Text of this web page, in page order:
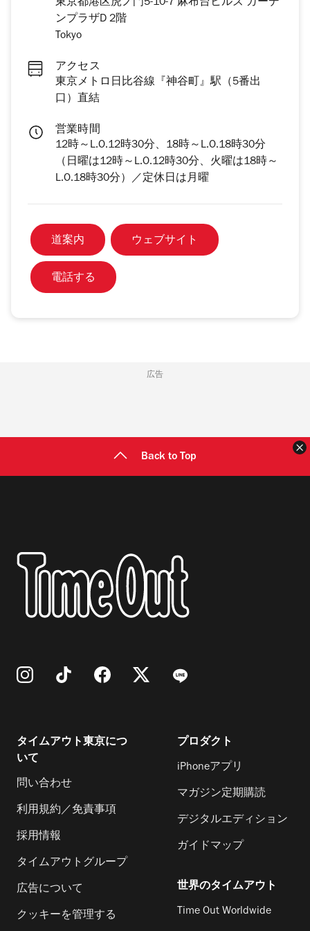
東京都港区虎ノ門5-10-7 麻布台ヒルズ ガーデ
ンプラザD 2階
Tokyo
アクセス
東京メトロ日比谷線『神谷町』駅（5番出
口）直結
営業時間
12時～L.O.12時30分、18時～L.O.18時30分
（日曜は12時～L.O.12時30分、火曜は18時～
L.O.18時30分）／定休日は月曜
道案内 ウェブサイト
電話する
広告
Back to Top
タイムアウト東京につ
いて
問い合わせ
利用規約／免責事項
採用情報
タイムアウトグループ
広告について
クッキーを管理する
プロダクト
iPhoneアプリ
マガジン定期購読
デジタルエディション
ガイドマップ
世界のタイムアウト
Time Out Worldwide